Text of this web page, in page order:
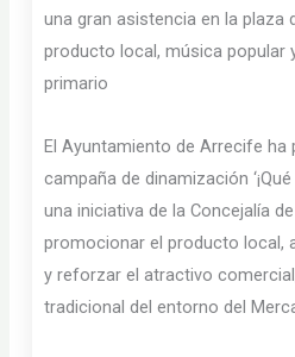
una gran asistencia en la plaza
producto local, música popular
primario
El Ayuntamiento de Arrecife ha
campaña de dinamización
una iniciativa de la Concejalía
promocionar el producto local,
y reforzar el atractivo
tradicional del entorno del